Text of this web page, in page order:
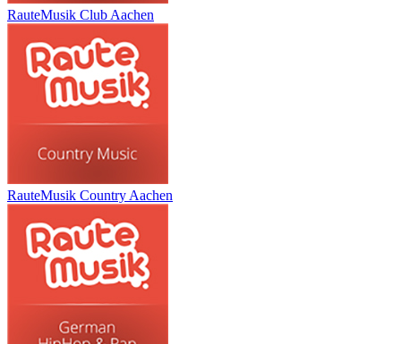
RauteMusik Club Aachen
RauteMusik Country Aachen